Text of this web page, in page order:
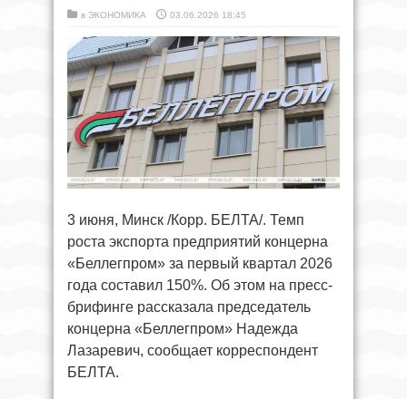
в ЭКОНОМИКА 03.06.2026 18:45
3 июня, Минск /Корр. БЕЛТА/. Темп
роста экспорта предприятий концерна
«Беллегпром» за первый квартал 2026
года составил 150%. Об этом на пресс-
брифинге рассказала председатель
концерна «Беллегпром» Надежда
Лазаревич, сообщает корреспондент
БЕЛТА.